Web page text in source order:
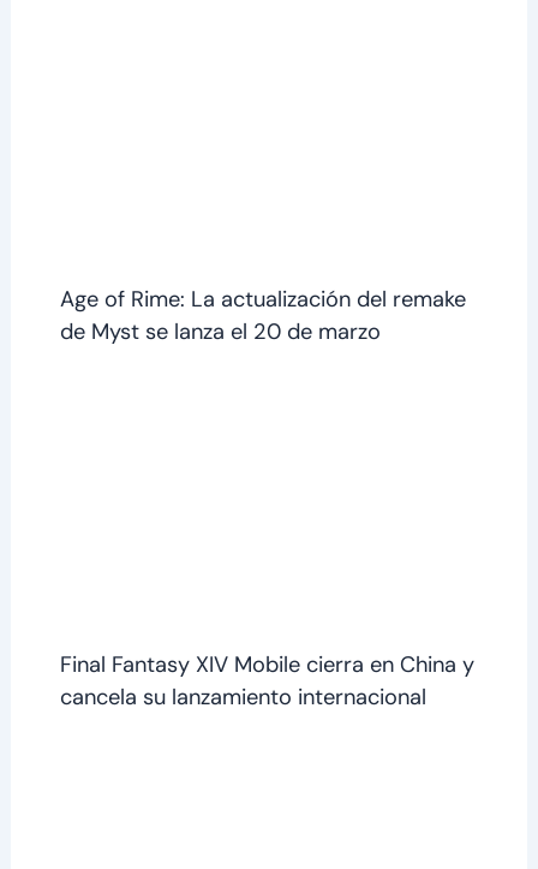
Age of Rime: La actualización del remake
de Myst se lanza el 20 de marzo
Final Fantasy XIV Mobile cierra en China y
cancela su lanzamiento internacional